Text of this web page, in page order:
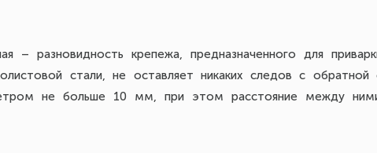
– разновидность крепежа, предназначенного для
стали, не оставляет никаких следов с обратной
не больше 10 мм, при этом расстояние между